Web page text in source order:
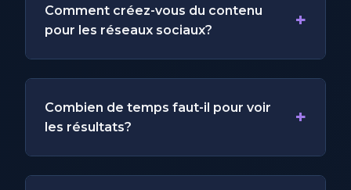
Comment créez-vous du contenu
pour les réseaux sociaux?
+
Combien de temps faut-il pour voir
les résultats?
+